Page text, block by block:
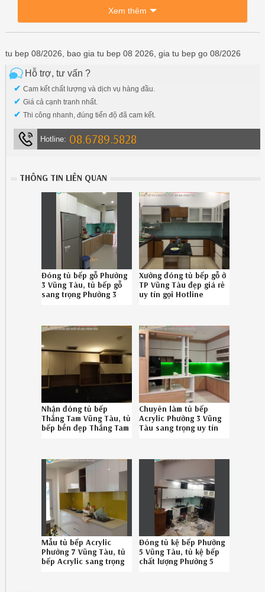
Xem thêm
tu bep 08/2026, bao gia tu bep 08 2026, gia tu bep go 08/2026
Hỗ trợ, tư vấn ?
✔ Cam kết chất lượng và dịch vụ hàng đầu.
✔ Giá cả cạnh tranh nhất.
✔ Thi công nhanh, đúng tiến độ đã cam kết.
Hotline: 08.6789.5828
THÔNG TIN LIÊN QUAN
Đóng tủ bếp gỗ Phường
3 Vũng Tàu, tủ bếp gỗ
sang trọng Phường 3
Xưởng đóng tủ bếp gỗ ở
TP Vũng Tàu đẹp giá rẻ
uy tín gọi Hotline
Nhận đóng tủ bếp
Thắng Tam Vũng Tàu, tủ
bếp bền đẹp Thắng Tam
Chuyên làm tủ bếp
Acrylic Phường 3 Vũng
Tàu sang trọng uy tín
Mẫu tủ bếp Acrylic
Phường 7 Vũng Tàu, tủ
bếp Acrylic sang trọng
Đóng tủ kệ bếp Phường
5 Vũng Tàu, tủ kệ bếp
chất lượng Phường 5